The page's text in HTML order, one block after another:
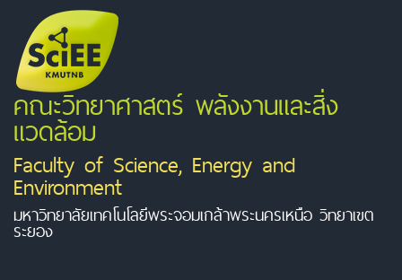
คณะวิทยาศาสตร์ พลังงานและสิ่ง
แวดล้อม
Faculty of Science, Energy and
Environment
มหาวิทยาลัยเทคโนโลยีพระจอมเกล้าพระนครเหนือ วิทยาเขต
ระยอง